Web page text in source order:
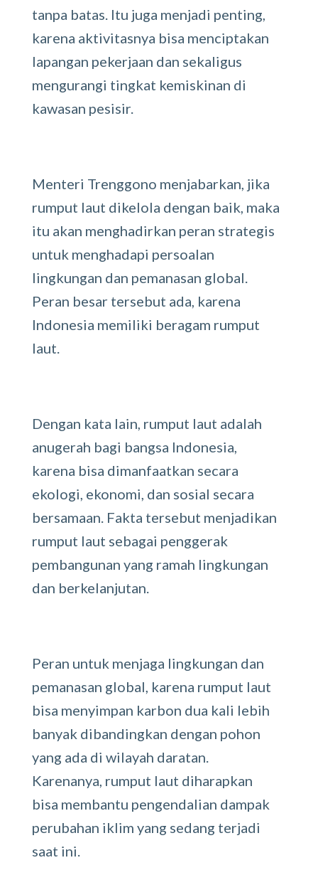
tanpa batas. Itu juga menjadi penting,
karena aktivitasnya bisa menciptakan
lapangan pekerjaan dan sekaligus
mengurangi tingkat kemiskinan di
kawasan pesisir.
Menteri Trenggono menjabarkan, jika
rumput laut dikelola dengan baik, maka
itu akan menghadirkan peran strategis
untuk menghadapi persoalan
lingkungan dan pemanasan global.
Peran besar tersebut ada, karena
Indonesia memiliki beragam rumput
laut.
Dengan kata lain, rumput laut adalah
anugerah bagi bangsa Indonesia,
karena bisa dimanfaatkan secara
ekologi, ekonomi, dan sosial secara
bersamaan. Fakta tersebut menjadikan
rumput laut sebagai penggerak
pembangunan yang ramah lingkungan
dan berkelanjutan.
Peran untuk menjaga lingkungan dan
pemanasan global, karena rumput laut
bisa menyimpan karbon dua kali lebih
banyak dibandingkan dengan pohon
yang ada di wilayah daratan.
Karenanya, rumput laut diharapkan
bisa membantu pengendalian dampak
perubahan iklim yang sedang terjadi
saat ini.